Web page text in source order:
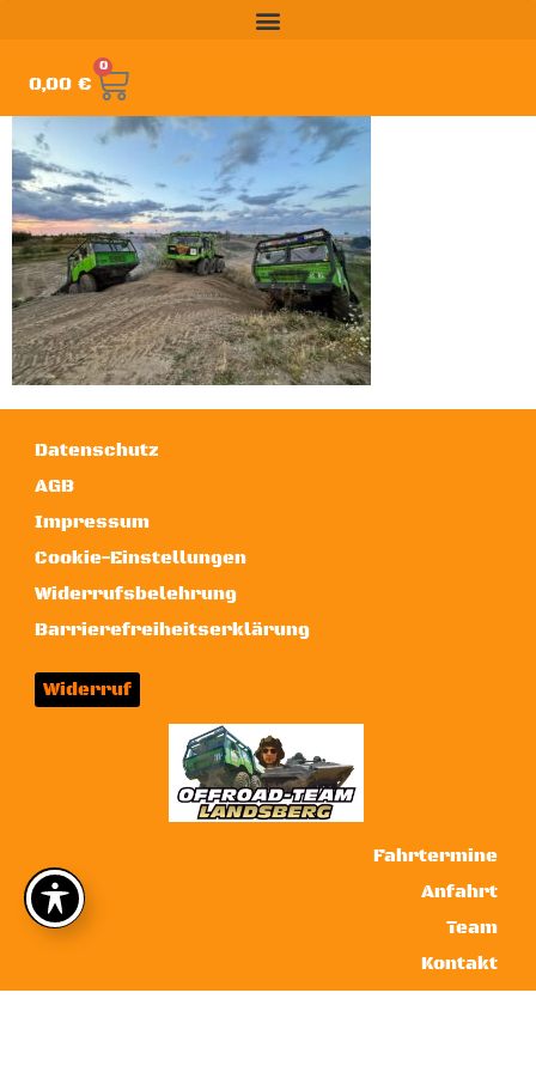
0,00 €
0
Datenschutz
AGB
Impressum
Cookie-Einstellungen
Widerrufsbelehrung
Barrierefreiheitserklärung
Widerruf
Fahrtermine
Anfahrt
Team
Kontakt